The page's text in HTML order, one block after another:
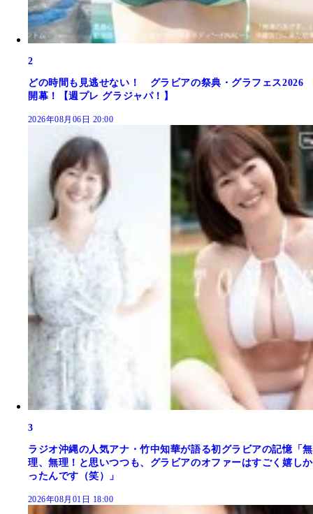
2
どの時間も見逃せない！ グラビアの祭典・グラフェス2026
開幕！【週プレ グラジャパ！】
2026年08月06日 20:00
3
ラジオ沖縄の人気アナ・竹中知華が語る初グラビアの記憶「無
理、無理！と思いつつも、グラビアのオファーはすごく嬉しか
ったんです（笑）」
2026年08月01日 18:00